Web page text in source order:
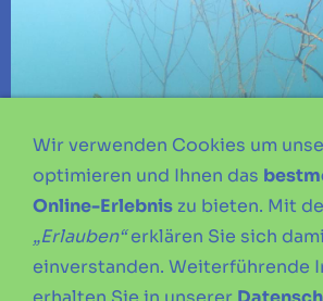
Wir verwenden Cookies um
optimieren und Ihnen das
Online-Erlebnis zu bieten. Mit
„Erlauben“erklären Sie sich
einverstanden. Weiterführende